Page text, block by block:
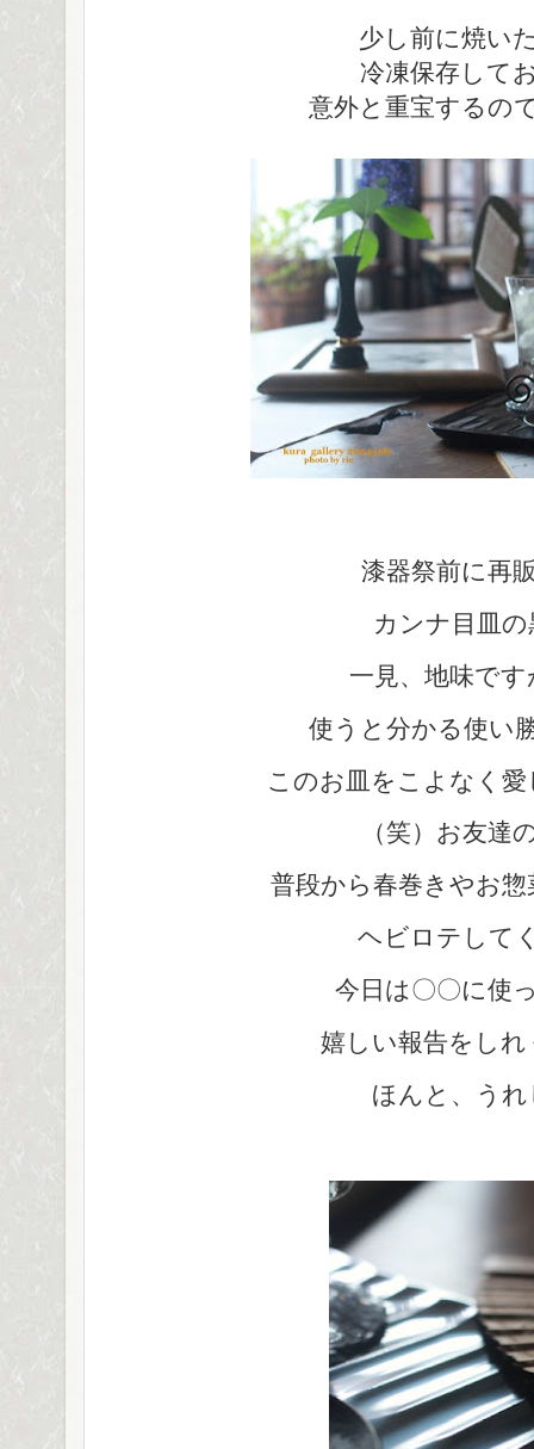
少し前に焼い
冷凍保存して
意外と重宝するの
漆器祭前に再
カンナ目皿の
一見、地味です
使うと分かる使い
このお皿をこよなく
（笑）お友達
普段から春巻きやお
ヘビロテして
今日は〇〇に使
嬉しい報告をし
ほんと、う